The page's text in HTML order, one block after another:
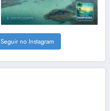
Seguir no Instagram